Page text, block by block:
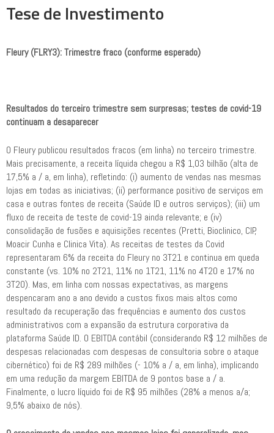
Tese de Investimento
Fleury (FLRY3): Trimestre fraco (conforme esperado)
Resultados do terceiro trimestre sem surpresas; testes de covid-19
continuam a desaparecer
O Fleury publicou resultados fracos (em linha) no terceiro trimestre.
Mais precisamente, a receita líquida chegou a R$ 1,03 bilhão (alta de
17,5% a / a, em linha), refletindo: (i) aumento de vendas nas mesmas
lojas em todas as iniciativas; (ii) performance positivo de serviços em
casa e outras fontes de receita (Saúde ID e outros serviços); (iii) um
fluxo de receita de teste de covid-19 ainda relevante; e (iv)
consolidação de fusões e aquisições recentes (Pretti, Bioclinico, CIP,
Moacir Cunha e Clinica Vita). As receitas de testes da Covid
representaram 6% da receita do Fleury no 3T21 e continua em queda
constante (vs. 10% no 2T21, 11% no 1T21, 11% no 4T20 e 17% no
3T20). Mas, em linha com nossas expectativas, as margens
despencaram ano a ano devido a custos fixos mais altos como
resultado da recuperação das frequências e aumento dos custos
administrativos com a expansão da estrutura corporativa da
plataforma Saúde ID. O EBITDA contábil (considerando R$ 12 milhões de
despesas relacionadas com despesas de consultoria sobre o ataque
cibernético) foi de R$ 289 milhões (- 10% a / a, em linha), implicando
em uma redução da margem EBITDA de 9 pontos base a / a.
Finalmente, o lucro líquido foi de R$ 95 milhões (28% a menos a/a;
9,5% abaixo de nós).